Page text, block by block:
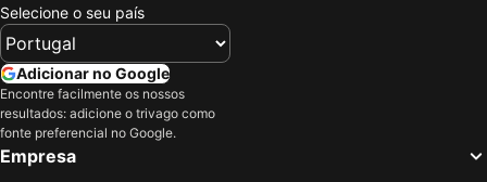
Selecione o seu país
Adicionar no Google
Encontre facilmente os nossos
resultados: adicione o trivago como
fonte preferencial no Google.
Empresa